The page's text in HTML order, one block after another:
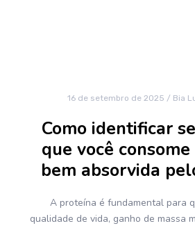
16 de setembro de 2025 / Bia
Como identificar
que você
bem absorvida
A proteína é fundamental para
qualidade de vida, ganho de massa